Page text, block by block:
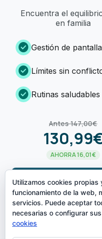
Encuentra el
en familia
check_circle Gestión de
check_circle Límites sin
check_circle Rutinas saludables
Antes 147,00€
AHORRA 16,01€
¡LO QUIERO!
CREADO POR
Utilizamos cookies
funcionamiento de la web,
servicios. Puede aceptar
necesarias o configurar
cookies